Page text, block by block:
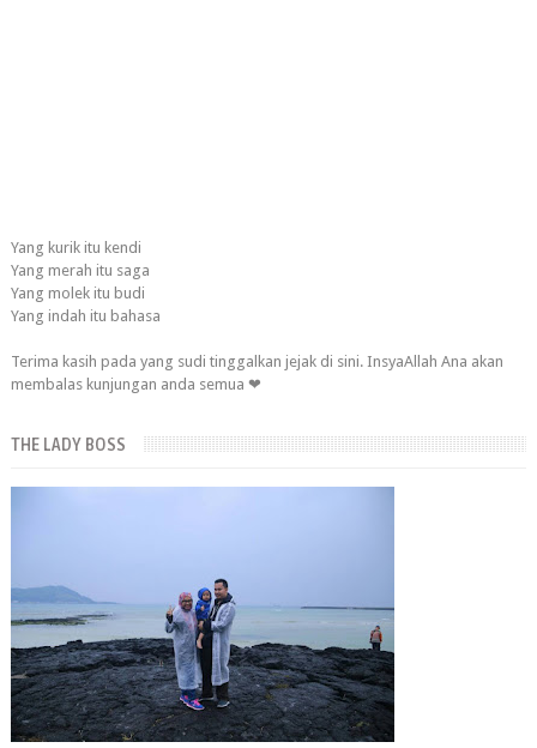
Yang kurik itu kendi
Yang merah itu saga
Yang molek itu budi
Yang indah itu bahasa
Terima kasih pada yang sudi tinggalkan jejak di sini. InsyaAllah Ana akan
membalas kunjungan anda semua ❤
THE LADY BOSS